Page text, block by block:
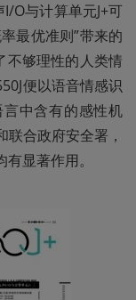
O与计算单元J+可
最优准则”带来的
不够理性的人类情
便以语音情感识
中含有的感性机
合政府安全署，
显著作用。